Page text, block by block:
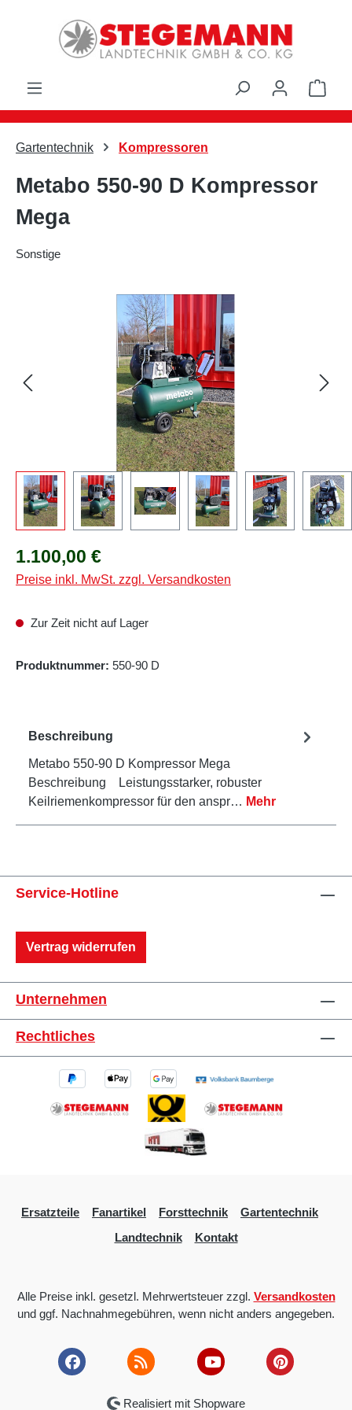
Zum Hauptinhalt springen
Gartentechnik Kompressoren
Metabo 550-90 D Kompressor
Mega
Sonstige
Bildergalerie überspringen
Regulärer Preis:
1.100,00 €
Preise inkl. MwSt. zzgl. Versandkosten
Zur Zeit nicht auf Lager
Produktnummer: 550-90 D
Beschreibung
Metabo 550-90 D Kompressor Mega
Beschreibung Leistungsstarker, robuster
Keilriemenkompressor für den anspr… Mehr
Service-Hotline
Vertrag widerrufen
Unternehmen
Rechtliches
Ersatzteile Fanartikel Forsttechnik
Gartentechnik
Landtechnik
Kontakt
Alle Preise inkl. gesetzl. Mehrwertsteuer zzgl. Versandkosten
und ggf. Nachnahmegebühren, wenn nicht anders angegeben.
Realisiert mit Shopware